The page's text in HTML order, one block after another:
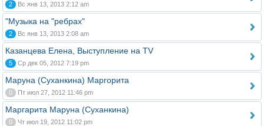
2 Вс янв 13, 2013 2:12 am
"Музыка на "ребрах"
2 Вс янв 13, 2013 2:08 am
Казанцева Елена, Выступление на TV
5 Ср дек 05, 2012 7:19 pm
Маруна (Суханкина) Маргорита
0 Пт июл 27, 2012 11:46 pm
Маргарита Маруна (Суханкина)
0 Чт июл 19, 2012 11:02 pm